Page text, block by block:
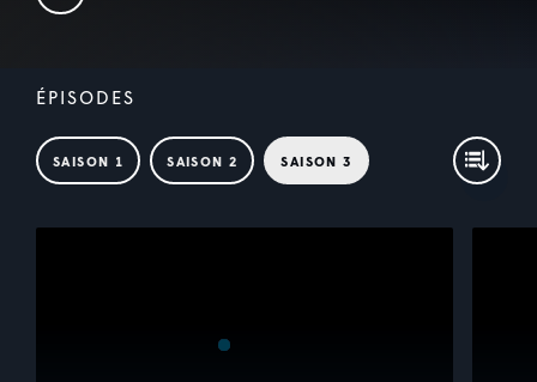
ÉPISODES
SAISON 1 SAISON 2 SAISON 3